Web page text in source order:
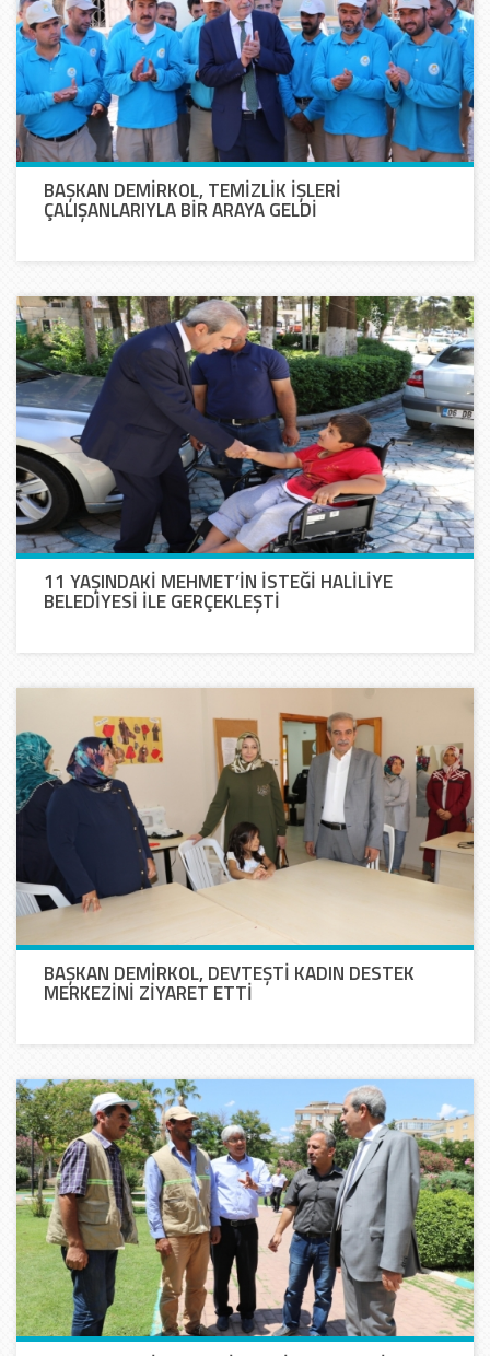
BAŞKAN DEMİRKOL, TEMİZLİK İŞLERİ
ÇALIŞANLARIYLA BİR ARAYA GELDİ
11 YAŞINDAKİ MEHMET’İN İSTEĞİ HALİLİYE
BELEDİYESİ İLE GERÇEKLEŞTİ
BAŞKAN DEMİRKOL, DEVTEŞTİ KADIN DESTEK
MERKEZİNİ ZİYARET ETTİ